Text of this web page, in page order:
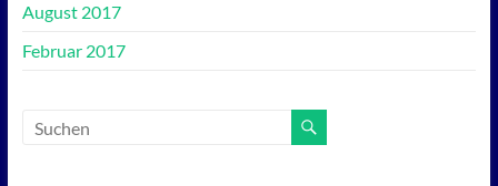
August 2017
Februar 2017